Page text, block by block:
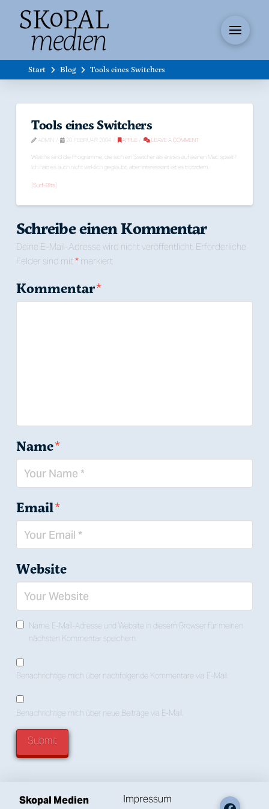
Start Blog Tools eines Switchers
Tools eines Switchers
ADMIN 20. FEBRUAR 2004 APPLE LEAVE A COMMENT
Welche sind die Programme, die sich ein Switcher als erstes auf seinen Mac spielt?
Ich hab es auch nicht wirklich geglaubt, aber interessant ist es trotzdem.
Surf-Bits]
Schreibe einen Kommentar
Deine E-Mail-Adresse wird nicht veröffentlicht. Erforderliche
Felder sind mit *markiert
Kommentar*
Name*
Email*
Website
Name, E-Mail-Adresse und Website in diesem Browser für meinen
nächsten Kommentar speichern.
Benachrichtige mich über nachfolgende Kommentare via E-Mail.
Benachrichtige mich über neue Beiträge via E-Mail.
Skopal Medien
Impressum